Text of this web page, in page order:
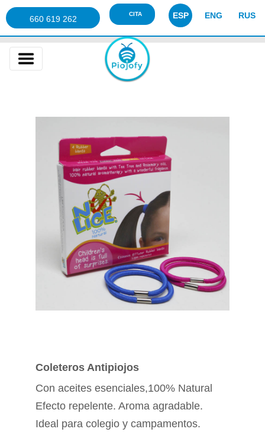
660 619 262
CITA ESP ENG RUS
Coleteros Antipiojos
Con aceites esenciales,100% Natural
Efecto repelente. Aroma agradable.
Ideal para colegio y campamentos.